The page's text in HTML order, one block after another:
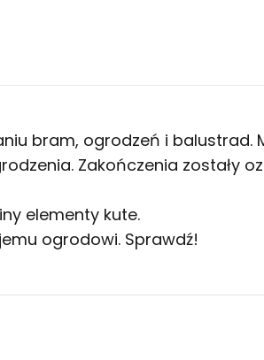
bram, ogrodzeń i balustrad.
Zakończenia zostały
elementy kute.
ogrodowi. Sprawdź!